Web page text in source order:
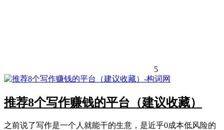
5
推荐8个写作赚钱的平台（建议收藏）
之前说了写作是一个人就能干的生意，是近乎0成本低风险的